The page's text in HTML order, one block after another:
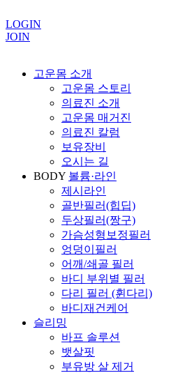
LOGIN
JOIN
고운몸 소개
고운몸 스토리
의료진 소개
고운몸 매거진
의료진 칼럼
보유장비
오시는 길
BODY 볼륨·라인
제시라인
골반필러(힙딥)
두상필러(짱구)
가슴성형보정필러
엉덩이필러
어깨/쇄골 필러
바디 부위별 필러
다리 필러 (휜다리)
바디재건케어
슬리밍
바프 솔루션
뱃살핏
부유방 살 제거